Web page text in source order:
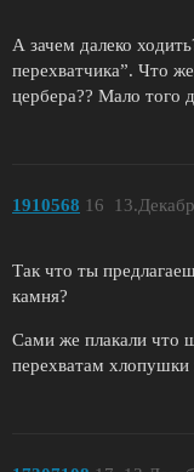
А зачем далеко
перехватчика”. Что
цербера?? Мало того
1910568 16
Так что ты
камня?
Сами же плакали что
перехватам хлопушки